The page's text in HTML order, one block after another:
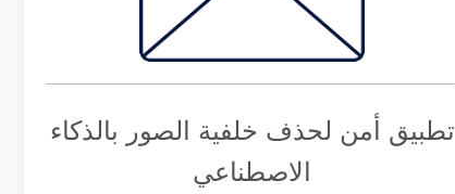
تطبيق أمن لحذف خلفية الصور بالذكاء
الاصطناعي